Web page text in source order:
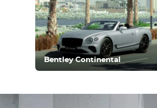
Bentley Continental